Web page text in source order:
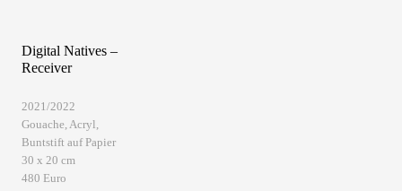
Digital Natives –
Receiver
2021/2022
Gouache, Acryl,
Buntstift auf Papier
30 x 20 cm
480 Euro